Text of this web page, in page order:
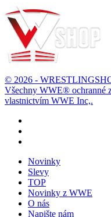
© 2026 -
Všechny WWE® ochranné
vlastnictvím WWE Inc,.
Novinky
Slevy
TOP
Novinky z WWE
O nás
Napište nám